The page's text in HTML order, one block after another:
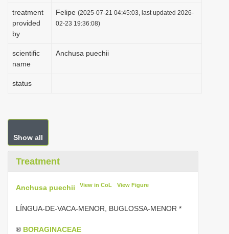
n
treatment
provided
by
Felipe (2025-07-21 04:45:03, last updated 2026-
02-23 19:36:08)
scientific
name
Anchusa puechii
status
Show all
Treatment
Anchusa puechii View in CoL View Figure
LÍNGUA-DE-VACA-MENOR, BUGLOSSA-MENOR *
® BORAGINACEAE